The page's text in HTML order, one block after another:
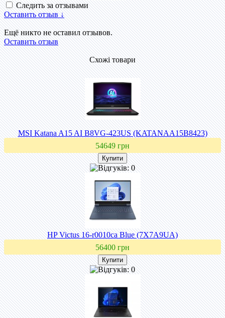
Следить за отзывами
Оставить отзыв ↓
Ещё никто не оставил отзывов.
Оставить отзыв
Схожі товари
MSI Katana A15 AI B8VG-423US (KATANAA15B8423)
54649 грн
HP Victus 16-r0010ca Blue (7X7A9UA)
56400 грн